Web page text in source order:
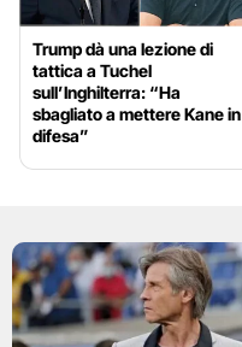
Trump dà una lezione di
tattica a Tuchel
sull’Inghilterra: “Ha
sbagliato a mettere Kane in
difesa”